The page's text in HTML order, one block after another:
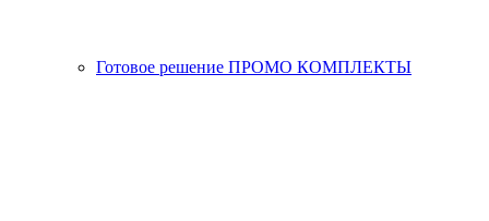
Готовое решение ПРОМО КОМПЛЕКТЫ